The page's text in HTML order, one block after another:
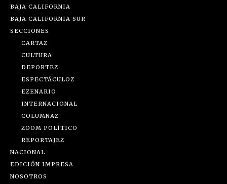
BAJA CALIFORNIA
BAJA CALIFORNIA SUR
SECCIONES
CARTAZ
CULTURA
DEPORTEZ
ESPECTÁCULOZ
EZENARIO
INTERNACIONAL
COLUMNAZ
ZOOM POLÍTICO
REPORTAJEZ
NACIONAL
EDICIÓN IMPRESA
NOSOTROS